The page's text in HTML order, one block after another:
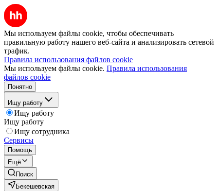
Мы используем файлы cookie, чтобы обеспечивать
правильную работу нашего веб-сайта и анализировать сетевой
трафик.
Правила использования файлов cookie
Мы используем файлы cookie. Правила использования
файлов cookie
Понятно
Ищу работу
Ищу работу
Ищу работу
Ищу сотрудника
Сервисы
Помощь
Ещё
Поиск
Бекешевская